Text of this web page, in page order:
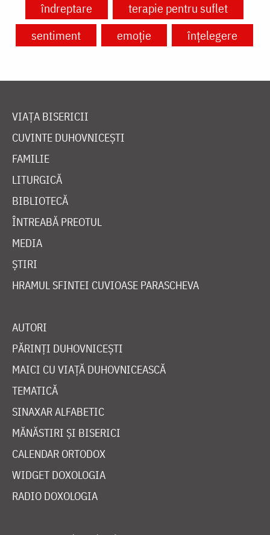
îndreptare
terapie pentru suflet
sentiment
emoție înțelegere
VIAȚA BISERICII
CUVINTE DUHOVNICEȘTI
FAMILIE
LITURGICĂ
BIBLIOTECĂ
ÎNTREABĂ PREOTUL
MEDIA
ȘTIRI
HRAMUL SFINTEI CUVIOASE PARASCHEVA
AUTORI
PĂRINȚI DUHOVNICEȘTI
MAICI CU VIAȚĂ DUHOVNICEASCĂ
TEMATICĂ
SINAXAR ALFABETIC
MĂNĂSTIRI ȘI BISERICI
CALENDAR ORTODOX
WIDGET DOXOLOGIA
RADIO DOXOLOGIA